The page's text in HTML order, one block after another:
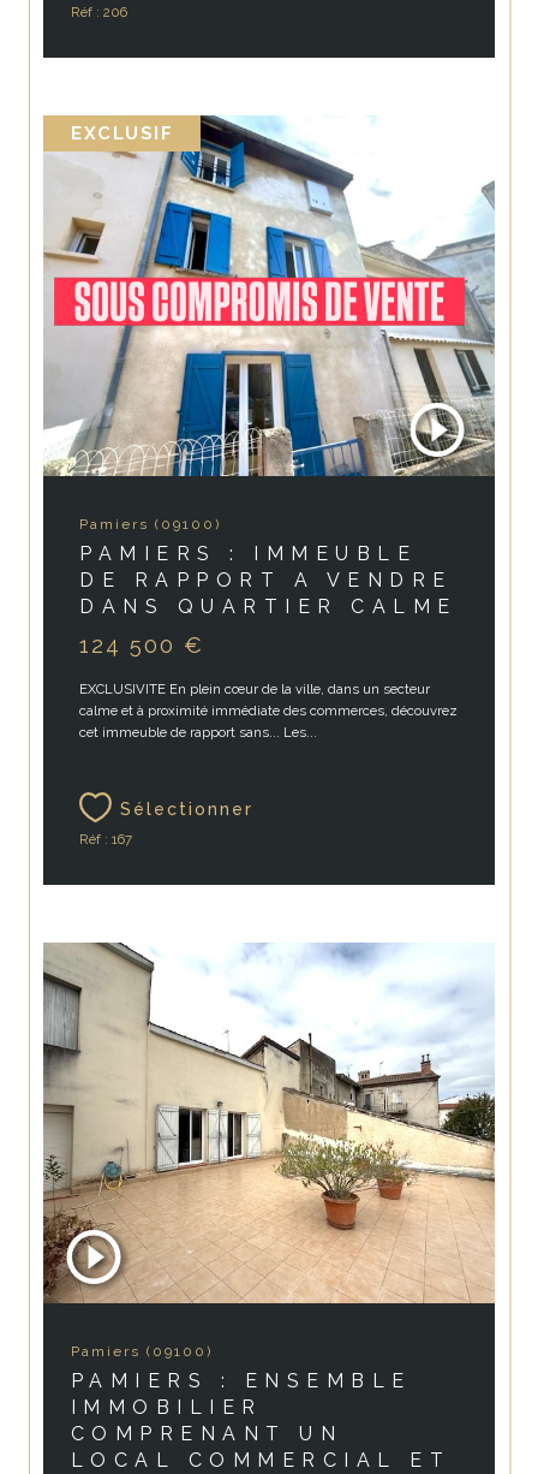
Réf : 206
Pamiers (09100)
PAMIERS : IMMEUBLE
DE RAPPORT A VENDRE
DANS QUARTIER CALME
124 500 €
EXCLUSIVITE En plein cœur de la ville, dans un secteur
calme et à proximité immédiate des commerces, découvrez
cet immeuble de rapport sans... Les...
Sélectionner
Réf : 167
EXCLUSIF
Pamiers (09100)
PAMIERS : ENSEMBLE
IMMOBILIER
COMPRENANT UN
LOCAL COMMERCIAL ET